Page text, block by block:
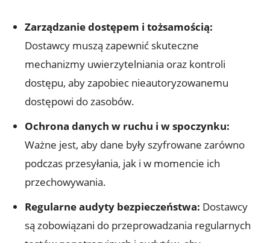
Zarządzanie dostępem i tożsamością:
Dostawcy muszą zapewnić skuteczne
mechanizmy‌ uwierzytelniania oraz kontroli
dostępu, ⁢aby zapobiec nieautoryzowanemu
dostępowi do zasobów.
Ochrona danych w ruchu i w spoczynku:
Ważne jest, aby dane były szyfrowane zarówno
podczas przesyłania, jak i w momencie ich
przechowywania.
Regularne audyty bezpieczeństwa: Dostawcy
są zobowiązani do przeprowadzania regularnych